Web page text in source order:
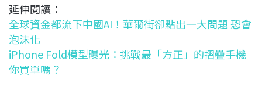
延伸閱讀：
全球資金都流下中國AI！華爾街卻點出一大問題 恐會
泡沫化
iPhone Fold模型曝光：挑戰最「方正」的摺疊手機
你買單嗎？